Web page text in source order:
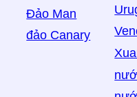
Đảo Man
đảo Canary